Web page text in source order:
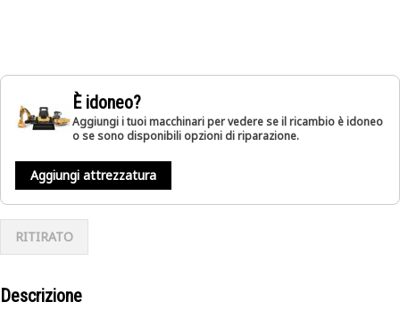
È idoneo?
Aggiungi i tuoi macchinari per vedere se il ricambio è idoneo
o se sono disponibili opzioni di riparazione.
Aggiungi attrezzatura
RITIRATO
Descrizione